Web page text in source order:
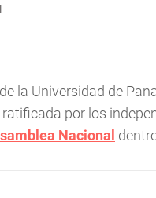
la Universidad de
por los
Nacional